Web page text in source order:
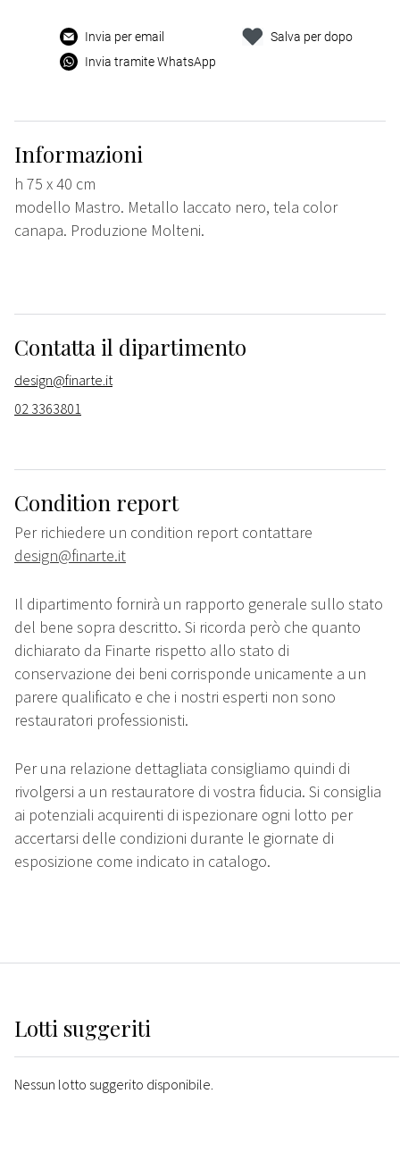
Invia per email
Invia tramite WhatsApp
Salva per dopo
Informazioni
h 75 x 40 cm
modello Mastro. Metallo laccato nero, tela color
canapa. Produzione Molteni.
Contatta il dipartimento
design@finarte.it
02 3363801
Condition report
Per richiedere un condition report contattare
design@finarte.it
Il dipartimento fornirà un rapporto generale sullo stato
del bene sopra descritto. Si ricorda però che quanto
dichiarato da Finarte rispetto allo stato di
conservazione dei beni corrisponde unicamente a un
parere qualificato e che i nostri esperti non sono
restauratori professionisti.
Per una relazione dettagliata consigliamo quindi di
rivolgersi a un restauratore di vostra fiducia. Si consiglia
ai potenziali acquirenti di ispezionare ogni lotto per
accertarsi delle condizioni durante le giornate di
esposizione come indicato in catalogo.
Lotti suggeriti
Nessun lotto suggerito disponibile.